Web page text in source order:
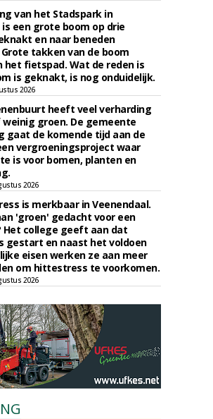
van het Stadspark in
is een grote boom op drie
en naar beneden
takken van de boom
het fietspad. Wat de reden is
is geknakt, is nog onduidelijk.
2026
heeft veel verharding
groen. De gemeente
gaat de komende tijd aan de
vergroeningsproject waar
is voor bomen, planten en
2026
is merkbaar in Veenendaal.
'groen' gedacht voor een
Het college geeft aan dat
gestart en naast het voldoen
eisen werken ze aan meer
om hittestress te voorkomen.
2026